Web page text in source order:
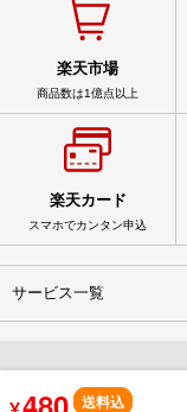
送料込
楽天市場
商品数は1億点以上
楽天カード
スマホでカンタン申込
サービス一覧